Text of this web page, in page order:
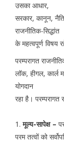
उसका आधार,
सरकार, कानून,
राजनीतिक-सिद्धांत
के महत्वपूर्ण विषय
परम्परागत
लॉक, हीगल, कार्ल
योगदान
रहा है। परम्परागत
1.मूल्य-सापेक्ष –
परम तत्वों को